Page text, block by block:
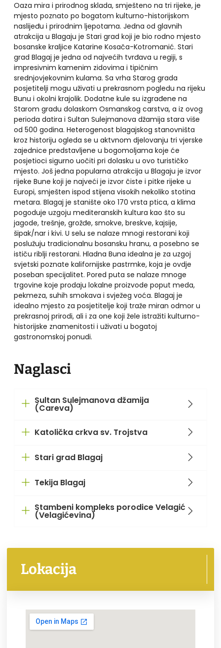
Oaza mira i prirodnog sklada, smješteno na tri rijeke, je
mjesto poznato po bogatom kulturno-historijskom
naslijeđu i prirodnim ljepotama. Jedna od glavnih
atrakcija u Blagaju je Stari grad koji je bio rodno mjesto
bosanske kraljice Katarine Kosača-Kotromanić. Stari
grad Blagaj je jedna od najvećih tvrđava u regiji, s
impresivnim kamenim zidovima i tipičnim
srednjovjekovnim kulama. Sa vrha Starog grada
posjetitelji mogu uživati u prekrasnom pogledu na rijeku
Bunu i okolni krajolik. Dodatne kule su izgrađene na
Starom gradu dolaskom Osmanskog carstva, a iz ovog
perioda datira i Sultan Sulejmanova džamija stara više
od 500 godina. Heterogenost blagajskog stanovništa
kroz historiju ogleda se u aktvnom djelovanju tri vjerske
zajednice predstavljene u bogomoljama koje će
posjetioci sigurno uočiti pri dolasku u ovo turističko
mjesto. Još jedna popularna atrakcija u Blagaju je izvor
rijeke Bune koji je najveći je izvor čiste i pitke rijeke u
Europi, smješten ispod stijena visokih nekoliko stotina
metara. Blagaj je stanište oko 170 vrsta ptica, a klima
pogoduje uzgoju mediteranskih kultura kao što su
jagode, trešnje, grožđe, smokve, breskve, kajsije,
šipak/nar i kivi. U selu se nalaze mnogi restorani koji
poslužuju tradicionalnu bosansku hranu, a posebno se
ističu riblji restorani. Hladna Buna idealna je za uzgoj
svjetski poznate kalifornijske pastrmke, koja je ovdje
poseban specijalitet. Pored puta se nalaze mnoge
trgovine koje prodaju lokalne proizvode poput meda,
pekmeza, suhih smokava i svježeg voća. Blagaj je
idealno mjesto za posjetitelje koji traže miran odmor u
prekrasnoj prirodi, ali i za one koji žele istražiti kulturno-
historijske znamenitosti i uživati u bogatoj
gastronomskoj ponudi.
Naglasci
Sultan Sulejmanova džamija
(Careva)
Katolička crkva sv. Trojstva
Stari grad Blagaj
Tekija Blagaj
Stambeni kompleks porodice Velagić
(Velagićevina)
Lokacija